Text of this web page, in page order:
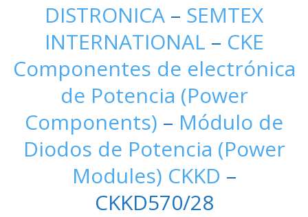
DISTRONICA – SEMTEX
INTERNATIONAL – CKE
Componentes de electrónica
de Potencia (Power
Components) – Módulo de
Diodos de Potencia (Power
Modules) CKKD –
CKKD570/28